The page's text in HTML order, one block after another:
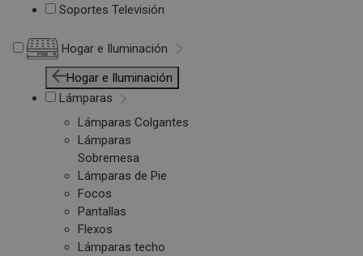
Soportes Televisión
Hogar e Iluminación
Hogar e Iluminación
Lámparas
Lámparas Colgantes
Lámparas
Sobremesa
Lámparas de Pie
Focos
Pantallas
Flexos
Lámparas techo